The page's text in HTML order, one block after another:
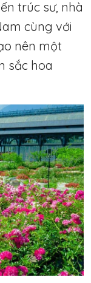
trúc sư, nhà
cùng với
nên một
sắc hoa